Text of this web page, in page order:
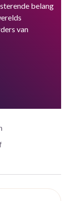
belang
van